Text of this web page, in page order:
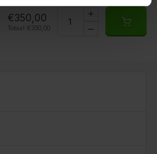
€350,00
Totaal: €350,00